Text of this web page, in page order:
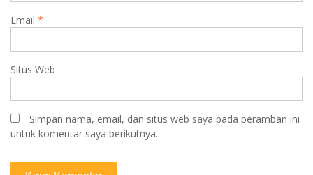
Email *
Situs Web
Simpan nama, email, dan situs web saya pada peramban ini
untuk komentar saya berikutnya.